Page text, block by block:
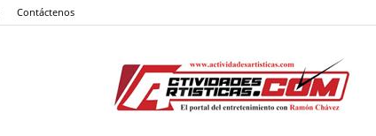
Contáctenos